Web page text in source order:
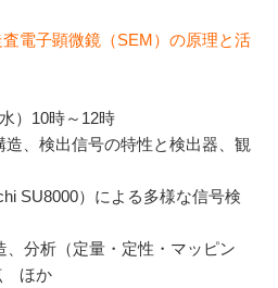
電子顕微鏡（SEM）の原理と活
）10時～12時
、検出信号の特性と検出器、観
）による多様な信号検
析（定量・定性・マッピン
ほか